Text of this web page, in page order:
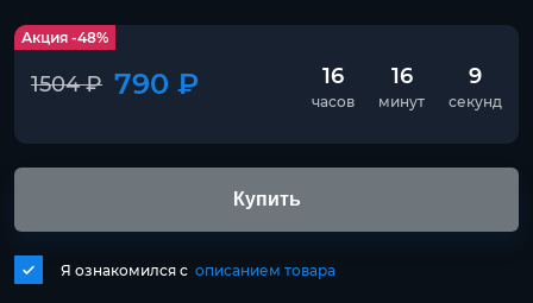
Акция -48%
1504 ₽ 790 ₽ 16
часов
16
минут
9
секунд
Я ознакомился с описанием товара
Купить